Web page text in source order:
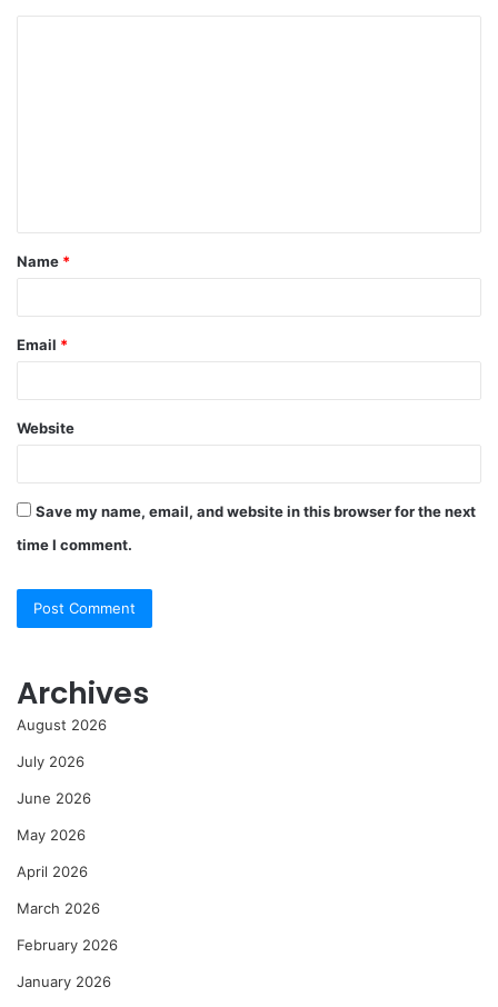
t
*
Name *
Email *
Website
Save my name, email, and website in this browser for the next
time I comment.
Archives
August 2026
July 2026
June 2026
May 2026
April 2026
March 2026
February 2026
January 2026